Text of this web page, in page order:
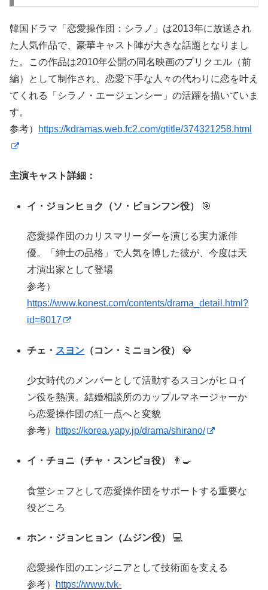
韓国ドラマ「恋愛操作団：シラノ」は2013年に放送され
た人気作品で、豪華キャスト陣が大きな話題となりまし
た。この作品は2010年公開の同名映画のプリクエル（前
編）として制作され、恋愛下手な人々の代わりに恋を叶え
てくれる「シラノ・エージェンシー」の活躍を描いていま
す。
参考）
https://kdramas.web.fc2.com/gtitle/374321258.html
主演キャスト詳細：
イ・ジョンヒョク（ソ・ビョンフン役） 🎯
恋愛操作団のカリスマリーダーを演じる実力派俳
優。「紳士の品格」で人気を博した彼が、今度は天
才演出家として登場
参考）
https://www.konest.com/contents/drama_detail.html?
id=8017
チェ・ スヨン （コン・ミニョン役） 💎
少女時代のメンバーとして活動するスヨンがヒロイ
ン役を熱演。結婚相談所のカップルマネージャーか
ら恋愛操作団の紅一点へと変貌
参考）
https://korea.yapy.jp/drama/shirano/
イ・チョニ（チャ・スンピョ役） 👨‍🍳
食堂シェフとして恋愛操作団をサポートする重要な
役どころ
ホン・ジョンヒョン（ムジン役） 💻
恋愛操作団のエンジニアとして技術面を支える
参考）
https://www.tvk-